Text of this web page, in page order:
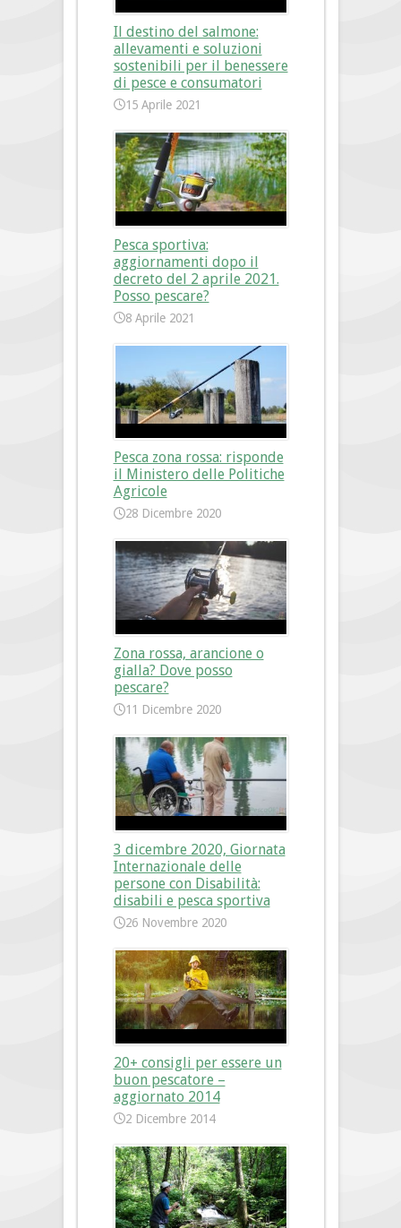
Il destino del salmone:
allevamenti e soluzioni
sostenibili per il benessere
di pesce e consumatori
15 Aprile 2021
Pesca sportiva:
aggiornamenti dopo il
decreto del 2 aprile 2021.
Posso pescare?
8 Aprile 2021
Pesca zona rossa: risponde
il Ministero delle Politiche
Agricole
28 Dicembre 2020
Zona rossa, arancione o
gialla? Dove posso
pescare?
11 Dicembre 2020
3 dicembre 2020, Giornata
Internazionale delle
persone con Disabilità:
disabili e pesca sportiva
26 Novembre 2020
20+ consigli per essere un
buon pescatore –
aggiornato 2014
2 Dicembre 2014